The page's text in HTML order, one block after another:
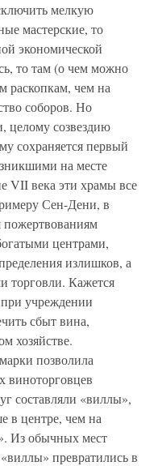
мелкую
мастерские, то
экономической
то там (о чем можно
раскопкам, чем на
соборов. Но
целому созвездию
сохраняется первый
на месте
VII века эти храмы все
Сен-Дени, в
центрами,
излишков, а
торговли. Кажется
учреждении
сбыт вина,
хозяйстве.
позволила
виноторговцев
составляли «виллы»,
в центре, чем на
Из обычных мест
превратились в